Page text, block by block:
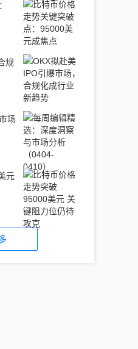
规
场
元